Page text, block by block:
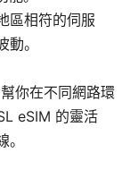
區相符的伺服
。
你在不同網路環
eSIM 的靈活